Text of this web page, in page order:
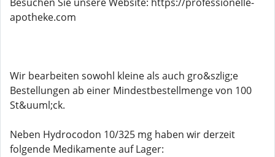
apotheke.com
Wir bearbeiten sowohl kleine als auch gro&szlig;e
Bestellungen ab einer Mindestbestellmenge von 100
St&uuml;ck.
Neben Hydrocodon 10/325 mg haben wir derzeit
folgende Medikamente auf Lager: